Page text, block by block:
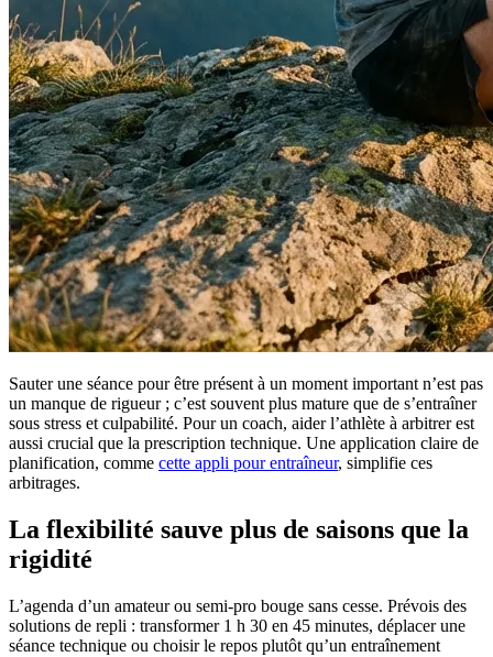
Sauter une séance pour être présent à un moment important n’est pas
un manque de rigueur ; c’est souvent plus mature que de s’entraîner
sous stress et culpabilité. Pour un coach, aider l’athlète à arbitrer est
aussi crucial que la prescription technique. Une application claire de
planification, comme cette appli pour entraîneur, simplifie ces
arbitrages.
La flexibilité sauve plus de saisons que la
rigidité
L’agenda d’un amateur ou semi-pro bouge sans cesse. Prévois des
solutions de repli : transformer 1 h 30 en 45 minutes, déplacer une
séance technique ou choisir le repos plutôt qu’un entraînement